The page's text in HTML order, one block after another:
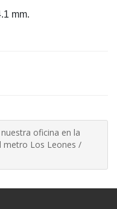
mm.
oficina en la
metro Los Leones /